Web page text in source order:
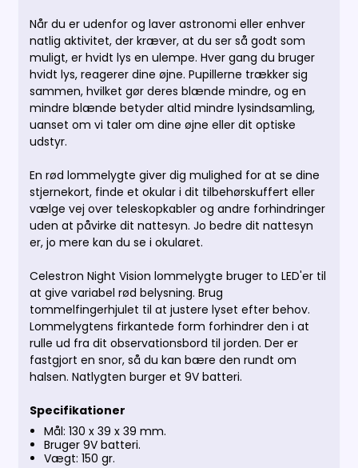
Når du er udenfor og laver astronomi eller enhver
natlig aktivitet, der kræver, at du ser så godt som
muligt, er hvidt lys en ulempe. Hver gang du bruger
hvidt lys, reagerer dine øjne. Pupillerne trækker sig
sammen, hvilket gør deres blænde mindre, og en
mindre blænde betyder altid mindre lysindsamling,
uanset om vi taler om dine øjne eller dit optiske
udstyr.
En rød lommelygte giver dig mulighed for at se dine
stjernekort, finde et okular i dit tilbehørskuffert eller
vælge vej over teleskopkabler og andre forhindringer
uden at påvirke dit nattesyn. Jo bedre dit nattesyn
er, jo mere kan du se i okularet.
Celestron Night Vision lommelygte bruger to LED'er til
at give variabel rød belysning. Brug
tommelfingerhjulet til at justere lyset efter behov.
Lommelygtens firkantede form forhindrer den i at
rulle ud fra dit observationsbord til jorden. Der er
fastgjort en snor, så du kan bære den rundt om
halsen. Natlygten burger et 9V batteri.
Specifikationer
Mål: 130 x 39 x 39 mm.
Bruger 9V batteri.
Vægt: 150 gr.